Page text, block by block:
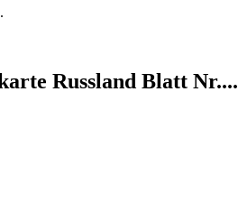
Russland Blatt Nr....